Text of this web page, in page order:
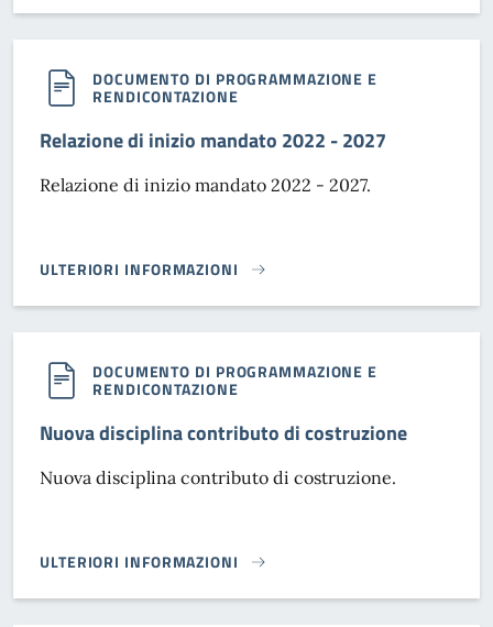
DOCUMENTO DI PROGRAMMAZIONE E
RENDICONTAZIONE
Relazione di inizio mandato 2022 - 2027
Relazione di inizio mandato 2022 - 2027.
ULTERIORI INFORMAZIONI
RELAZIONE DI INIZIO MANDATO 2022 - 2027}
DOCUMENTO DI PROGRAMMAZIONE E
RENDICONTAZIONE
Nuova disciplina contributo di costruzione
Nuova disciplina contributo di costruzione.
ULTERIORI INFORMAZIONI
NUOVA DISCIPLINA CONTRIBUTO DI COSTRUZIONE}